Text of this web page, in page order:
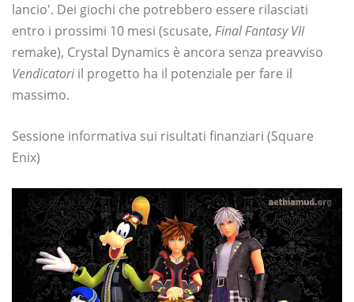
lancio'. Dei giochi che potrebbero essere rilasciati
entro i prossimi 10 mesi (scusate, Final Fantasy VII
remake), Crystal Dynamics è ancora senza preavviso
Vendicatori il progetto ha il potenziale per fare il
massimo.
Sessione informativa sui risultati finanziari (Square
Enix)